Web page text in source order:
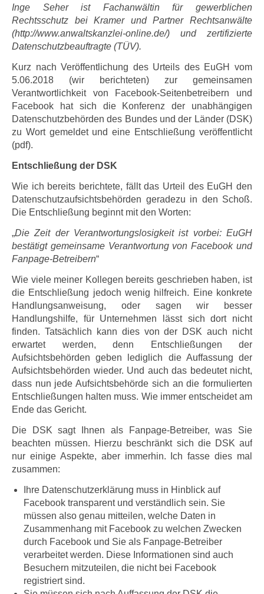
Inge Seher ist Fachanwältin für gewerblichen
Rechtsschutz bei Kramer und Partner Rechtsanwälte
(http://www.anwaltskanzlei-online.de/) und zertifizierte
Datenschutzbeauftragte (TÜV).
Kurz nach Veröffentlichung des Urteils des EuGH vom
5.06.2018 (wir berichteten) zur gemeinsamen
Verantwortlichkeit von Facebook-Seitenbetreibern und
Facebook hat sich die Konferenz der unabhängigen
Datenschutzbehörden des Bundes und der Länder (DSK)
zu Wort gemeldet und eine Entschließung veröffentlicht
(pdf).
Entschließung der DSK
Wie ich bereits berichtete, fällt das Urteil des EuGH den
Datenschutzaufsichtsbehörden geradezu in den Schoß.
Die Entschließung beginnt mit den Worten:
„Die Zeit der Verantwortungslosigkeit ist vorbei: EuGH
bestätigt gemeinsame Verantwortung von Facebook und
Fanpage-Betreibern“
Wie viele meiner Kollegen bereits geschrieben haben, ist
die Entschließung jedoch wenig hilfreich. Eine konkrete
Handlungsanweisung, oder sagen wir besser
Handlungshilfe, für Unternehmen lässt sich dort nicht
finden. Tatsächlich kann dies von der DSK auch nicht
erwartet werden, denn Entschließungen der
Aufsichtsbehörden geben lediglich die Auffassung der
Aufsichtsbehörden wieder. Und auch das bedeutet nicht,
dass nun jede Aufsichtsbehörde sich an die formulierten
Entschließungen halten muss. Wie immer entscheidet am
Ende das Gericht.
Die DSK sagt Ihnen als Fanpage-Betreiber, was Sie
beachten müssen. Hierzu beschränkt sich die DSK auf
nur einige Aspekte, aber immerhin. Ich fasse dies mal
zusammen:
Ihre Datenschutzerklärung muss in Hinblick auf
Facebook transparent und verständlich sein. Sie
müssen also genau mitteilen, welche Daten in
Zusammenhang mit Facebook zu welchen Zwecken
durch Facebook und Sie als Fanpage-Betreiber
verarbeitet werden. Diese Informationen sind auch
Besuchern mitzuteilen, die nicht bei Facebook
registriert sind.